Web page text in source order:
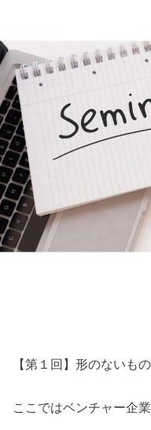
【第１回】形のないも
ここではベンチャー企